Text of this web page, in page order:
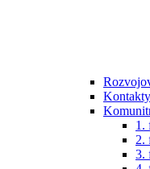
1.
2.
3.